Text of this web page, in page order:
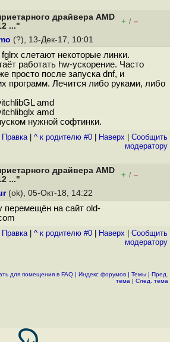
драйвера AMD
..."
+ / –
(?), 13-Дек-17, 10:01
слетают некоторые линки.
работать hw-ускорение. Часто
просто после запуска dnf, и
программ. Лечится либо руками, либо
amd
amd
нужной софтинки.
Правка| ^ к родителю #0 Наверх
Cообщить
модератору
драйвера AMD
..."
+ / –
(ok), 05-Окт-18, 14:22
перемещён на сайт old-
Правка| ^ к родителю #0 Наверх
Cообщить
модератору
для помещения в FAQ | Индекс форумов | Темы | Пред.
тема | След. тема